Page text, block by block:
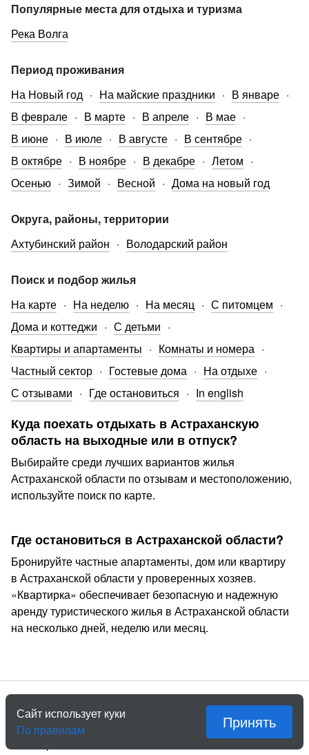
Популярные места для отдыха и туризма
Река Волга
Период проживания
На Новый год
На майские праздники
В январе
В феврале
В марте В апреле
В мае
В июне
В июле В августе
В сентябре
В октябре
В ноябре В декабре
Летом
Осенью
Зимой Весной Дома на новый год
Округа, районы, территории
Ахтубинский район
Володарский район
Поиск и подбор жилья
На карте
На неделю На месяц
С питомцем
Дома и коттеджи
С детьми
Квартиры и апартаменты
Комнаты и номера
Частный сектор
Гостевые дома
На отдыхе
С отзывами
Где остановиться In english
Куда поехать отдыхать в Астраханскую
область на выходные или в отпуск?
Выбирайте среди лучших вариантов жилья
Астраханской области по отзывам и местоположению,
используйте поиск по карте.
Где остановиться в Астраханской области?
Бронируйте частные апартаменты, дом или квартиру
в Астраханской области у проверенных хозяев.
«Квартирка» обеспечивает безопасную и надежную
аренду туристического жилья в Астраханской области
на несколько дней, неделю или месяц.
Установите наше приложение!
Ещё быстрее и еще удобнее. Не занимает много места
Сайт использует куки
По правилам
Принять